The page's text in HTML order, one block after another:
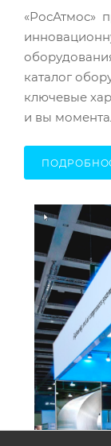
«РосАтмос»
каталог
ключевые
и вы